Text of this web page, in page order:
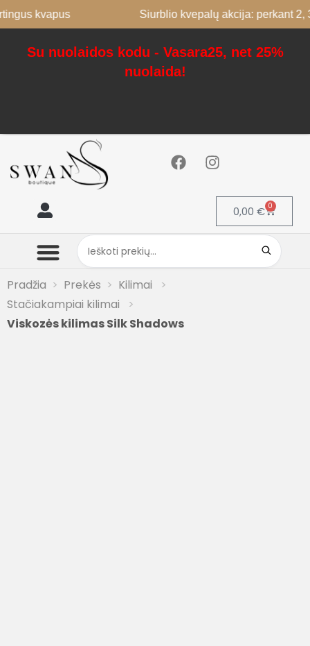
Siurblio kvepalų akcija: perkant 2, 3-as
Su nuolaidos kodu - Vasara25, net 25%
nuolaida!
0,00 € 0
Pradžia Prekės
Kilimai
Stačiakampiai kilimai
Viskozės kilimas Silk Shadows